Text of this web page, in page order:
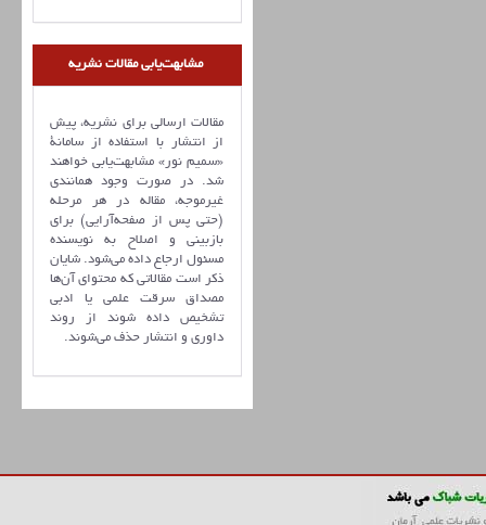
مشابهت‌یابی مقالات نشریه
مقالات ارسالی برای نشریه، پیش
از انتشار با استفاده از سامانۀ
«سمیم نور» مشابهت‌یابی خواهند
شد. در صورت وجود همانندی
غیرموجه، مقاله در هر مرحله
(حتی پس از صفحه‌آرایی) برای
بازبینی و اصلاح به نویسنده
مسئول ارجاع داده می‌شود. شایان
ذکر است مقالاتی که محتوای آن‌ها
مصداق سرقت علمی یا ادبی
تشخیص داده شوند از روند
داوری و انتشار حذف می‌شوند.